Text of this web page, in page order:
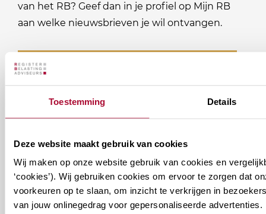
Toestemming Details
Deze website maakt gebruik van cookies
Wij maken op onze website gebruik van cookies en
‘cookies’). Wij gebruiken cookies om ervoor te zorgen dat
voorkeuren op te slaan, om inzicht te verkrijgen in
van jouw onlinegedrag voor gepersonaliseerde advertenties.
van het RB? Geef dan in je profiel op Mijn RB
aan welke nieuwsbrieven je wil ontvangen.
naam@bedrijf.nl
nieuwsbrieven
ontvangen?
Permanente Educatie nieuwsbrief
Verenigingsnieuws